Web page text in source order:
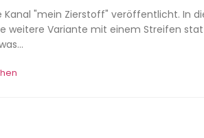
"mein Zierstoff" veröffentlicht. In
weitere Variante mit einem Streifen